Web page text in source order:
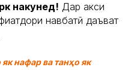
накунед! Дар акси
навбатӣ даъват
нафар ва танҳо як